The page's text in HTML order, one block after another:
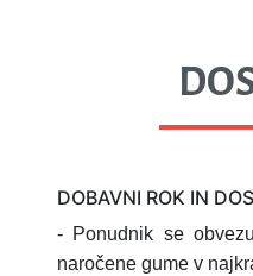
DOBAVNI ROK IN
- Ponudnik se
naročene gume v